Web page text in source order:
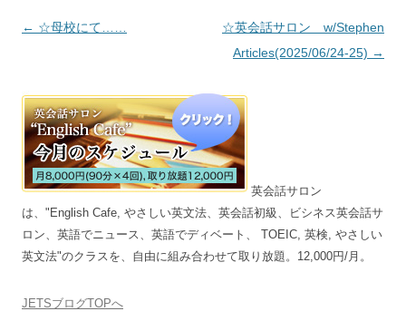
投稿ナビゲーション
← ☆母校にて……
☆英会話サロン w/Stephen
Articles(2025/06/24-25) →
英会話サロン
は、"English Cafe, やさしい英文法、英会話初級、ビシネス英会話サ
ロン、英語でニュース、英語でディベート、 TOEIC, 英検, やさしい
英文法"のクラスを、自由に組み合わせて取り放題。12,000円/月。
JETSブログTOPへ